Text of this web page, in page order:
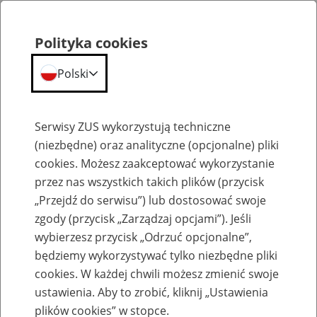
Emerytury
Baza zlikwidowanych lub
przekształconych zakładów pracy
Polityka cookies
Polski
Serwisy ZUS wykorzystują techniczne
(niezbędne) oraz analityczne (opcjonalne) pliki
cookies. Możesz zaakceptować wykorzystanie
przez nas wszystkich takich plików (przycisk
„Przejdź do serwisu”) lub dostosować swoje
zgody (przycisk „Zarządzaj opcjami”). Jeśli
wybierzesz przycisk „Odrzuć opcjonalne”,
będziemy wykorzystywać tylko niezbędne pliki
cookies. W każdej chwili możesz zmienić swoje
ustawienia. Aby to zrobić, kliknij „Ustawienia
plików cookies” w stopce.